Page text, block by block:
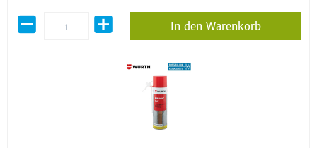
In den Warenkorb